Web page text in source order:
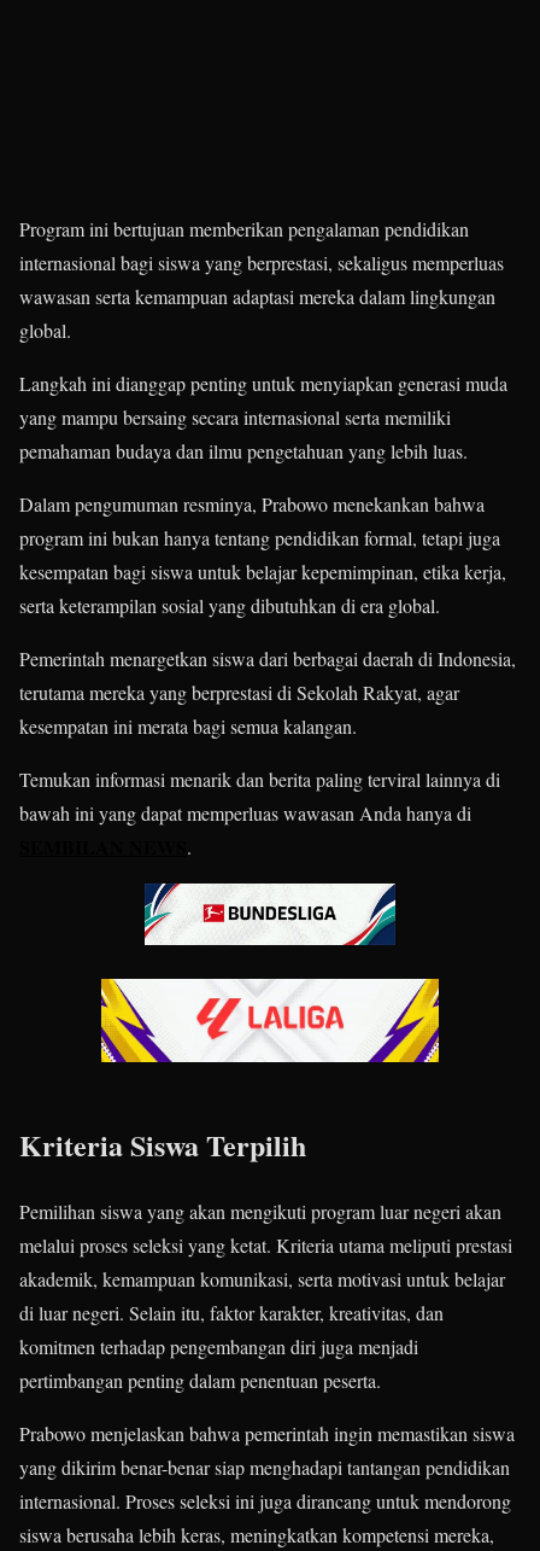
Program ini bertujuan memberikan pengalaman pendidikan
internasional bagi siswa yang berprestasi, sekaligus memperluas
wawasan serta kemampuan adaptasi mereka dalam lingkungan
global.
Langkah ini dianggap penting untuk menyiapkan generasi muda
yang mampu bersaing secara internasional serta memiliki
pemahaman budaya dan ilmu pengetahuan yang lebih luas.
Dalam pengumuman resminya, Prabowo menekankan bahwa
program ini bukan hanya tentang pendidikan formal, tetapi juga
kesempatan bagi siswa untuk belajar kepemimpinan, etika kerja,
serta keterampilan sosial yang dibutuhkan di era global.
Pemerintah menargetkan siswa dari berbagai daerah di Indonesia,
terutama mereka yang berprestasi di Sekolah Rakyat, agar
kesempatan ini merata bagi semua kalangan.
Temukan informasi menarik dan berita paling terviral lainnya di
bawah ini yang dapat memperluas wawasan Anda hanya di
.
Kriteria Siswa Terpilih
Pemilihan siswa yang akan mengikuti program luar negeri akan
melalui proses seleksi yang ketat. Kriteria utama meliputi prestasi
akademik, kemampuan komunikasi, serta motivasi untuk belajar
di luar negeri. Selain itu, faktor karakter, kreativitas, dan
komitmen terhadap pengembangan diri juga menjadi
pertimbangan penting dalam penentuan peserta.
Prabowo menjelaskan bahwa pemerintah ingin memastikan siswa
yang dikirim benar-benar siap menghadapi tantangan pendidikan
internasional. Proses seleksi ini juga dirancang untuk mendorong
siswa berusaha lebih keras, meningkatkan kompetensi mereka,